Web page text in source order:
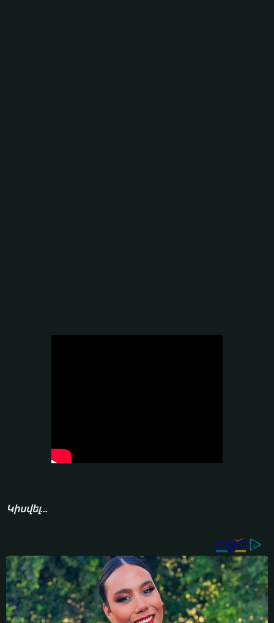
Կիսվել...